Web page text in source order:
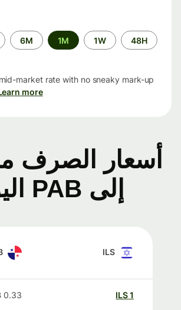
الفترة
الزمنية
48H
1W
1M
6M
mid-market rate with no sneaky mark-up
Learn more
إلى PAB اليوم
ILS
ILS
0.33